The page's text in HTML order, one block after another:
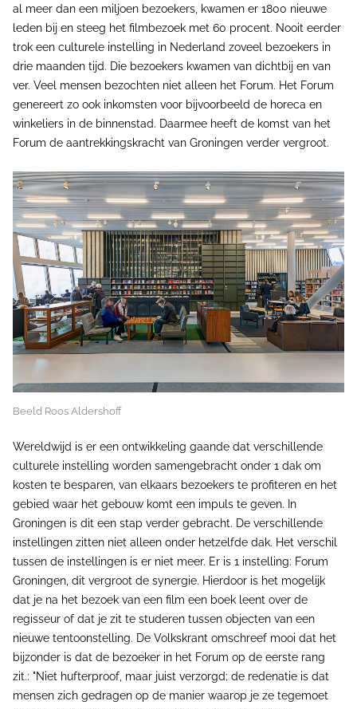
al meer dan een miljoen bezoekers, kwamen er 1800 nieuwe
leden bij en steeg het filmbezoek met 60 procent. Nooit eerder
trok een culturele instelling in Nederland zoveel bezoekers in
drie maanden tijd. Die bezoekers kwamen van dichtbij en van
ver. Veel mensen bezochten niet alleen het Forum. Het Forum
genereert zo ook inkomsten voor bijvoorbeeld de horeca en
winkeliers in de binnenstad. Daarmee heeft de komst van het
Forum de aantrekkingskracht van Groningen verder vergroot.
Beeld Roos Aldershoff
Wereldwijd is er een ontwikkeling gaande dat verschillende
culturele instelling worden samengebracht onder 1 dak om
kosten te besparen, van elkaars bezoekers te profiteren en het
gebied waar het gebouw komt een impuls te geven. In
Groningen is dit een stap verder gebracht. De verschillende
instellingen zitten niet alleen onder hetzelfde dak. Het verschil
tussen de instellingen is er niet meer. Er is 1 instelling: Forum
Groningen, dit vergroot de synergie. Hierdoor is het mogelijk
dat je na het bezoek van een film een boek leent over de
regisseur of dat je zit te studeren tussen objecten van een
nieuwe tentoonstelling. De Volkskrant omschreef mooi dat het
bijzonder is dat de bezoeker in het Forum op de eerste rang
zit.: "Niet hufterproof, maar juist verzorgd; de redenatie is dat
mensen zich gedragen op de manier waarop je ze tegemoet